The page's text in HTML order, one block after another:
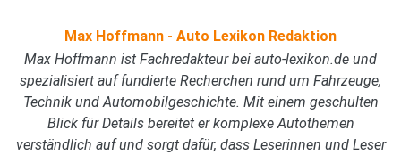
Max Hoffmann - Auto Lexikon Redaktion
Max Hoffmann ist Fachredakteur bei auto-lexikon.de und
spezialisiert auf fundierte Recherchen rund um Fahrzeuge,
Technik und Automobilgeschichte. Mit einem geschulten
Blick für Details bereitet er komplexe Autothemen
verständlich auf und sorgt dafür, dass Leserinnen und Leser